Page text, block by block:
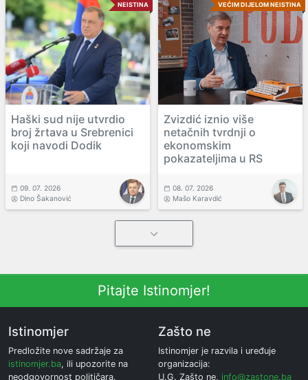
NEISTINA
Haški sud nije utvrdio
broj žrtava u Srebrenici
koji navodi Dodik
09. 07. 2026
Dino Šakanović
VEĆIM DIJELOM NEISTINA
Zvizdić iznio više
netačnih tvrdnji o
ekonomskim
pokazateljima u RS
08. 07. 2026
Mašo Karavdić
Pitajte Istinomjer!
Istinomjer
Predložite nove sadržaje za
istinomjer.ba, ili upozorite na
neodgovornost političara.
Zašto ne
Istinomjer je razvila i uređuje
organizacija:
U.G. Zašto ne, info@zastone.ba